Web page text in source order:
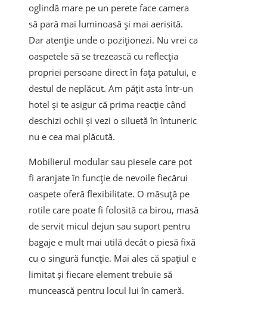
oglindă mare pe un perete face camera
să pară mai luminoasă și mai aerisită.
Dar atenție unde o poziționezi. Nu vrei ca
oaspetele să se trezească cu reflecția
propriei persoane direct în fața patului, e
destul de neplăcut. Am pățit asta într-un
hotel și te asigur că prima reacție când
deschizi ochii și vezi o siluetă în întuneric
nu e cea mai plăcută.
Mobilierul modular sau piesele care pot
fi aranjate în funcție de nevoile fiecărui
oaspete oferă flexibilitate. O măsuță pe
rotile care poate fi folosită ca birou, masă
de servit micul dejun sau suport pentru
bagaje e mult mai utilă decât o piesă fixă
cu o singură funcție. Mai ales că spațiul e
limitat și fiecare element trebuie să
muncească pentru locul lui în cameră.